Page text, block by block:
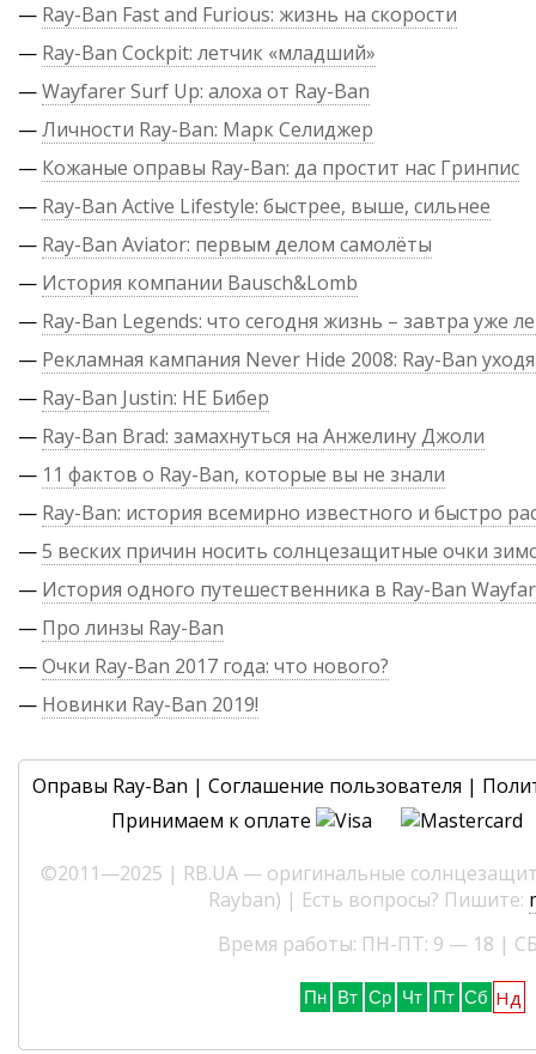
— Ray-Ban Fast and Furious: жизнь на скорости
— Ray-Ban Cockpit: летчик «младший»
—Wayfarer Surf Up: алоха от Ray-Ban
—Личности Ray-Ban: Марк Селиджер
— Кожаные оправы Ray-Ban: да простит нас Гринпис
— Ray-Ban Active Lifestyle: быстрее, выше, сильнее
— Ray-Ban Aviator: первым делом самолёты
— История компании Bausch&Lomb
— Ray-Ban Legends: что сегодня жизнь – завтра уже
— Рекламная кампания Never Hide 2008: Ray-Ban
— Ray-Ban Justin: НЕ Бибер
— Ray-Ban Brad: замахнуться на Анжелину Джоли
— 11 фактов о Ray-Ban, которые вы не знали
— Ray-Ban: история всемирно известного и быстро
—5 веских причин носить солнцезащитные очки
— История одного путешественника в Ray-Ban
— Про линзы Ray-Ban
—Очки Ray-Ban 2017 года: что нового?
— Новинки Ray-Ban 2019!
Оправы Ray-Ban | Соглашение пользователя |
Принимаем к оплате
©2011—2025 | RB.UA — оригинальные
Rayban) | Есть вопросы? Пишите:
Время работы: ПН-ПТ: 9 — 18 |
Пн Вт Ср Чт Пт Сб Нд